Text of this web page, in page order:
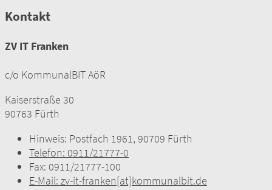
Kontakt
ZV IT Franken
c/o KommunalBIT AöR
Kaiserstraße 30
90763 Fürth
Hinweis: Postfach 1961, 90709 Fürth
Telefon: 0911/21777-0
Fax: 0911/21777-100
E-Mail: zv-it-franken[at]kommunalbit.de